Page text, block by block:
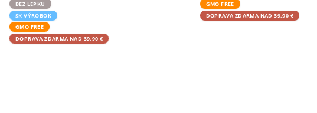
BEZ LEPKU
SK VÝROBOK
GMO FREE
DOPRAVA ZDARMA NAD 39,90 €
GMO FREE
DOPRAVA ZDARMA NAD 39,90 €